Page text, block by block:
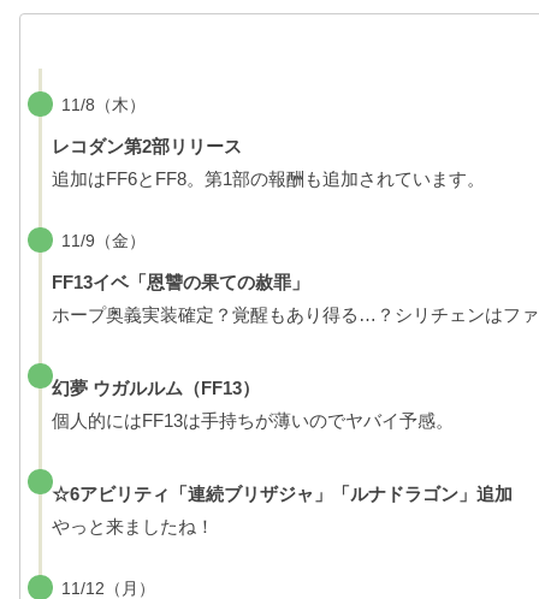
11/8（木）
レコダン第2部リリース
追加はFF6とFF8。第1部の報酬も追加されています。
11/9（金）
FF13イベ「恩讐の果ての赦罪」
ホープ奥義実装確定？覚醒もあり得る…？シリチェンはフ
幻夢 ウガルルム（FF13）
個人的にはFF13は手持ちが薄いのでヤバイ予感。
☆6アビリティ「連続ブリザジャ」「ルナドラゴン」追加
やっと来ましたね！
11/12（月）